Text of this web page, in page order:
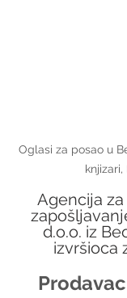
Oglasi za posao u
Agencija
d.o.o. iz
izvršioca